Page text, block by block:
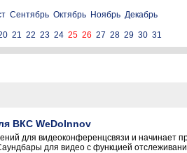
Сентябрь Октябрь Ноябрь Декабрь
21 22 23 24 25 26 27 28 29 30 31
ВКС WeDoInnov
для видеоконференцсвязи и начинает
для видео с функцией